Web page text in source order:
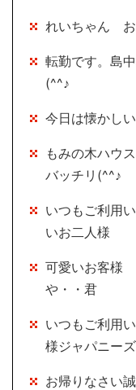
れいちゃん
転勤です。島
(^^♪
今日は懐かし
もみの木ハウ
バッチリ(^^♪
いつもご利用
いお二人様
可愛いお客様
や・・君
いつもご利用
様ジャパニー
お帰りなさい